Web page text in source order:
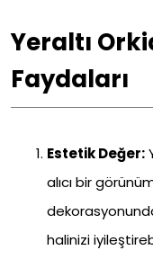
Yeraltı
Faydaları
Estetik Değer:
alıcı bir
halinizi